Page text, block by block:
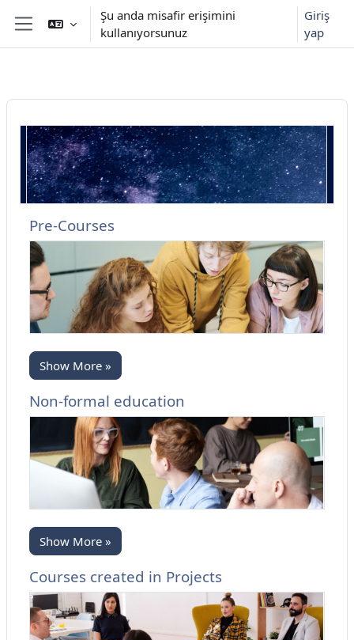
Yan panel
Şu anda misafir erişimini
kullanıyorsunuz
Giriş
yap
Pre-Courses
Show More »
Non-formal education
Show More »
Courses created in Projects